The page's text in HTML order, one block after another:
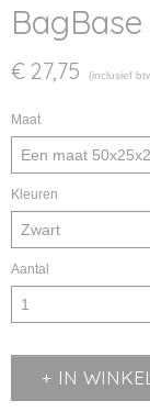
€ 27,75 (inclusief
Maat
Kleuren
Aantal
IN